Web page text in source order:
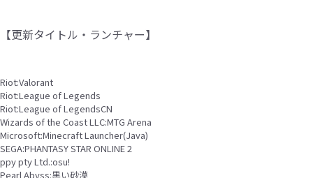
【更新タイトル・ランチャー】
Riot:Valorant
Riot:League of Legends
Riot:League of LegendsCN
Wizards of the Coast LLC:MTG Arena
Microsoft:Minecraft Launcher(Java)
SEGA:PHANTASY STAR ONLINE 2
ppy pty Ltd.:osu!
Pearl Abyss:黒い砂漠